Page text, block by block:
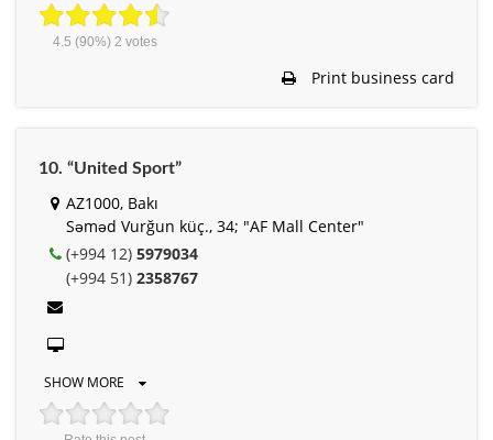
4.5 (90%) 2 votes
Print business card
10. “United Sport”
AZ1000, Bakı
Səməd Vurğun küç., 34; "AF Mall Center"
(+994 12) 5979034
(+994 51) 2358767
SHOW MORE